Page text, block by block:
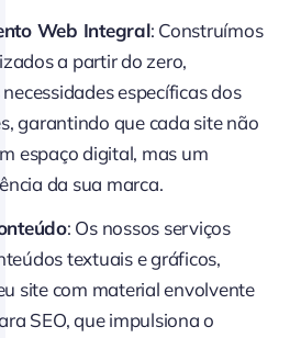
Web Integral: Construímos
a partir do zero,
específicas dos
garantindo que cada site não
espaço digital, mas um
da sua marca.
: Os nossos serviços
textuais e gráficos,
site com material envolvente
SEO, que impulsiona o